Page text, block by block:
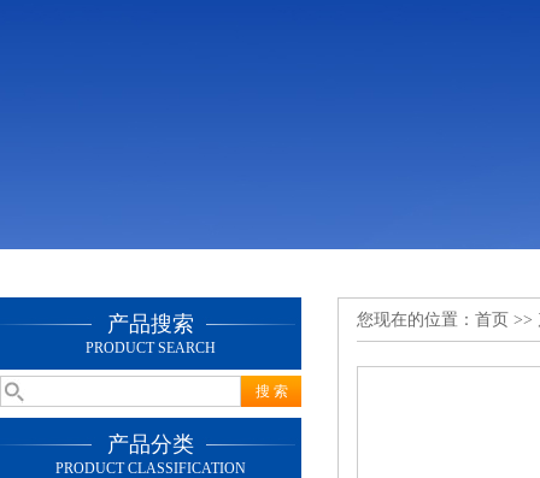
产品搜索
PRODUCT SEARCH
产品分类
PRODUCT CLASSIFICATION
您现在的位置： 首页 >>